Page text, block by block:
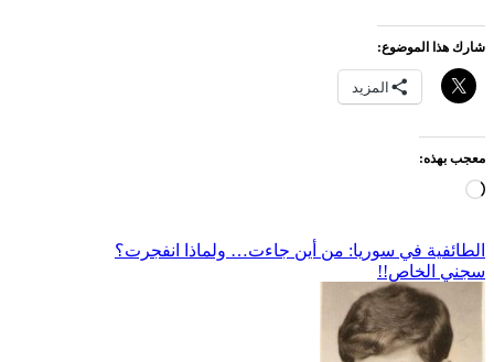
شارك هذا الموضوع:
المزيد
معجب بهذه:
جاري
تصفّح
المقالات
الطائفية في سوريا: من أين جاءت… ولماذا انفجرت؟
سجني الخاص!!